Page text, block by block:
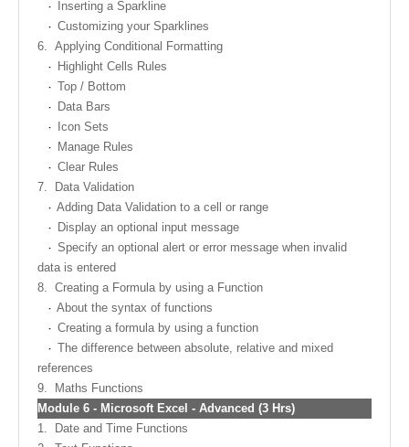
Inserting a Sparkline
Customizing your Sparklines
6. Applying Conditional Formatting
Highlight Cells Rules
Top / Bottom
Data Bars
Icon Sets
Manage Rules
Clear Rules
7.
Data Validation
Adding Data Validation to a cell or range
Display an optional input message
Specify an optional alert or error message when invalid
data is entered
8. Creating a Formula by using a Function
About the syntax of functions
Creating a formula by using a function
The difference between absolute, relative and mixed
references
9.
Maths Functions
Module 6 - Microsoft Excel - Advanced (3 Hrs)
1.
Date and Time Functions